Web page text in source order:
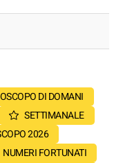
DI DOMANI
SETTIMANALE
2026
NUMERI FORTUNATI